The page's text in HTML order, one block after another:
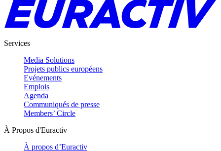
Services
Media Solutions
Projets publics européens
Evénements
Emplois
Agenda
Communiqués de presse
Members’ Circle
À Propos d'Euractiv
À propos d’Euractiv